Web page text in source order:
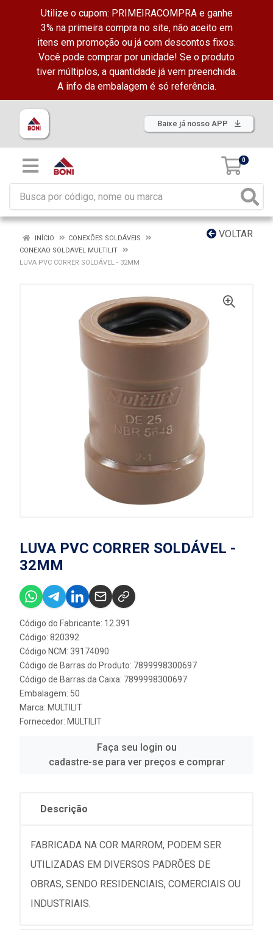
Utilize o cupom: PRIMEIRACOMPRA e ganhe
3% na primeira compra no site, não aceito em
itens em promoção ou já com descontos fixos.
Você pode comprar por unidade! Se o produto
tiver múltiplos, a quantidade já vem preenchida.
A info da embalagem é só referência.
Baixe já nosso APP
0
VOLTAR
INÍCIO
CONEXÕES SOLDÁVEIS
CONEXAO SOLDAVEL MULTILIT
LUVA PVC CORRER SOLDÁVEL - 32MM
LUVA PVC CORRER SOLDÁVEL -
32MM
Código do Fabricante: 12.391
Código: 820392
Código NCM: 39174090
Código de Barras do Produto: 7899998300697
Código de Barras da Caixa: 7899998300697
Embalagem: 50
Marca: MULTILIT
Fornecedor: MULTILIT
Faça seu login ou
cadastre-se para ver preços e comprar
Descrição
FABRICADA NA COR MARROM, PODEM SER
UTILIZADAS EM DIVERSOS PADRÕES DE
OBRAS, SENDO RESIDENCIAIS, COMERCIAIS OU
INDUSTRIAIS.